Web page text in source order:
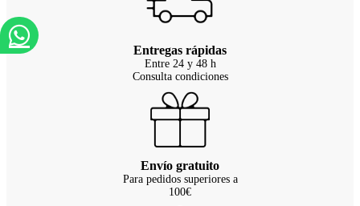
Entregas rápidas
Entre 24 y 48 h
Consulta condiciones
Envío gratuito
Para pedidos superiores a
100€